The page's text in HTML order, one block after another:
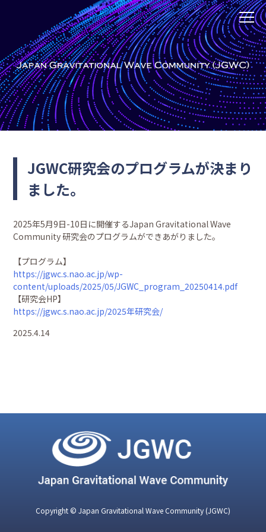
JGWC研究会のプログラムが決まり
ました。
2025年5月9日-10日に開催するJapan Gravitational Wave
Community 研究会のプログラムができあがりました。
【プログラム】
https://jgwc.s.nao.ac.jp/wp-
content/uploads/2025/05/JGWC_program_20250414.pdf
【研究会HP】
https://jgwc.s.nao.ac.jp/2025年研究会/
2025.4.14
Copyright © Japan Gravitational Wave Community (JGWC)